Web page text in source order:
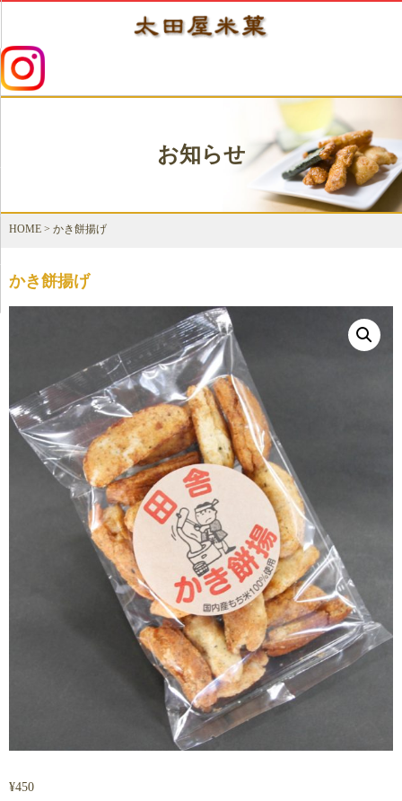
お知らせ
HOME > かき餅揚げ
かき餅揚げ
¥450